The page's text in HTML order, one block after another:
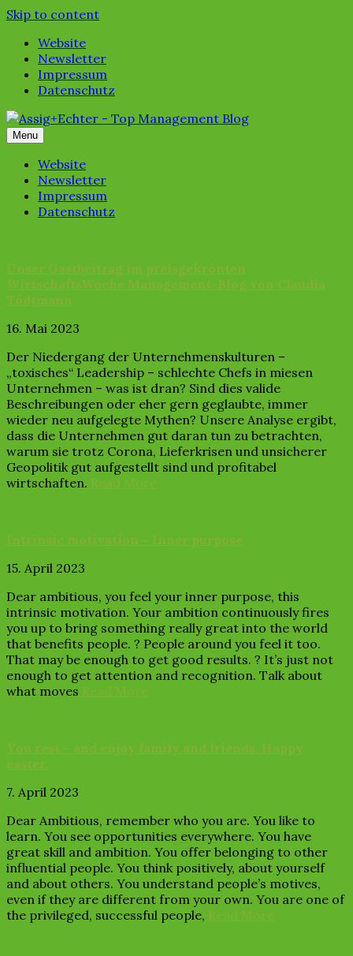
Skip to content
Website
Newsletter
Impressum
Datenschutz
Menu
Website
Newsletter
Impressum
Datenschutz
Unser Gastbeitrag im preisgekrönten
WirtschaftsWoche Management-Blog von Claudia
Tödtmann
16. Mai 2023
Der Niedergang der Unternehmenskulturen –
„toxisches“ Leadership – schlechte Chefs in miesen
Unternehmen – was ist dran? Sind dies valide
Beschreibungen oder eher gern geglaubte, immer
wieder neu aufgelegte Mythen? Unsere Analyse ergibt,
dass die Unternehmen gut daran tun zu betrachten,
warum sie trotz Corona, Lieferkrisen und unsicherer
Geopolitik gut aufgestellt sind und profitabel
wirtschaften. Read More
Intrinsic motivation – Inner purpose
15. April 2023
Dear ambitious, you feel your inner purpose, this
intrinsic motivation. Your ambition continuously fires
you up to bring something really great into the world
that benefits people. ? People around you feel it too.
That may be enough to get good results. ? It’s just not
enough to get attention and recognition. Talk about
what moves Read More
You rest – and enjoy family and friends. Happy
easter.
7. April 2023
Dear Ambitious, remember who you are. You like to
learn. You see opportunities everywhere. You have
great skill and ambition. You offer belonging to other
influential people. You think positively, about yourself
and about others. You understand people’s motives,
even if they are different from your own. You are one of
the privileged, successful people, Read More